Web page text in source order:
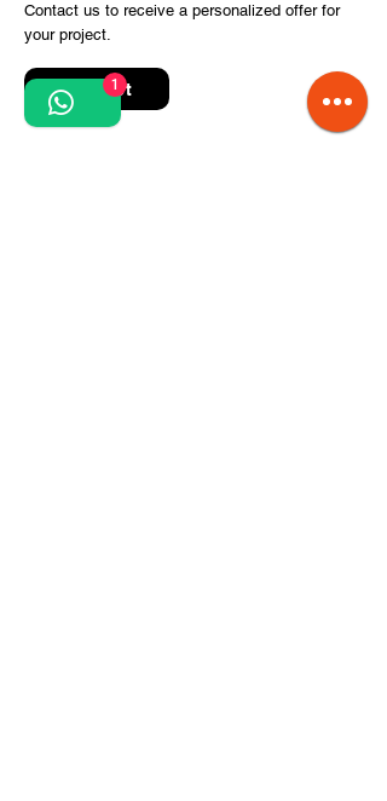
Contact us to receive a personalized offer for
your project.
Contact
1